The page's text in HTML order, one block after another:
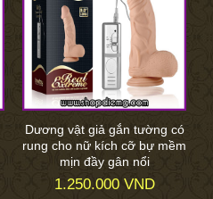
Dương vật giả gắn tường có
rung cho nữ kích cỡ bự mềm
mịn đầy gân nổi
1.250.000 VND